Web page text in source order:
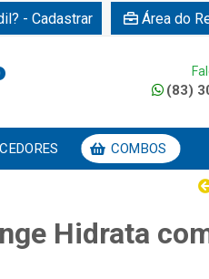
- Cadastrar Área do
(83)
COMBOS
Hidrata